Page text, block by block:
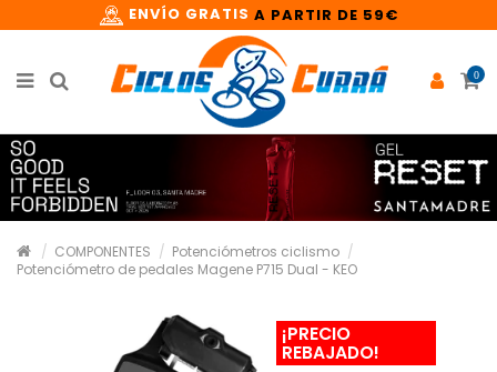
ENVÍO GRATIS A PARTIR DE 59€
0
COMPONENTES
Potenciómetros ciclismo
Potenciómetro de pedales Magene P715 Dual - KEO
¡PRECIO
REBAJADO!